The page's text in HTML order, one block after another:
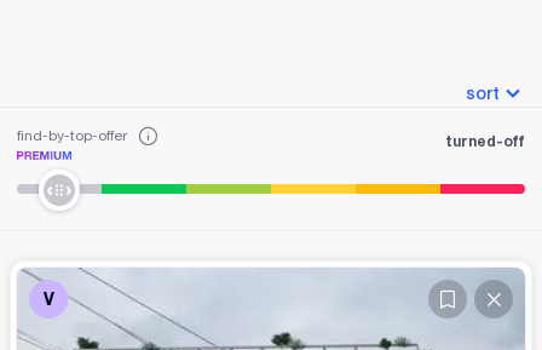
sort
find-by-top-offer turned-off
V